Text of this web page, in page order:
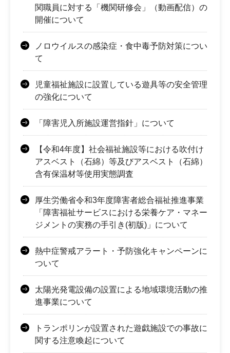
関職員に対する「機関研修会」（動画配信）の
開催について
ノロウイルスの感染症・食中毒予防対策につい
て
児童福祉施設に設置している遊具等の安全管理
の強化について
「障害児入所施設運営指針」について
【令和4年度】社会福祉施設等における吹付け
アスベスト（石綿）等及びアスベスト（石綿）
含有保温材等使用実態調査
厚生労働省令和3年度障害者総合福祉推進事業
「障害福祉サービスにおける栄養ケア・マネー
ジメントの実務の手引き(初版)」について
熱中症警戒アラート・予防強化キャンペーンに
ついて
太陽光発電設備の設置による地域環境活動の推
進事業について
トランポリンが設置された遊戯施設での事故に
関する注意喚起について